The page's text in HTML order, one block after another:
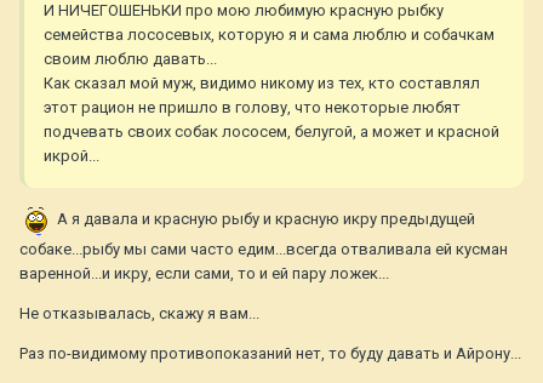
И НИЧЕГОШЕНЬКИ про мою любимую красную рыбку
семейства лососевых, которую я и сама люблю и собачкам
своим люблю давать...
Как сказал мой муж, видимо никому из тех, кто составлял
этот рацион не пришло в голову, что некоторые любят
подчевать своих собак лососем, белугой, а может и красной
икрой...
А я давала и красную рыбу и красную икру предыдущей
собаке...рыбу мы сами часто едим...всегда отваливала ей кусман
варенной...и икру, если сами, то и ей пару ложек...
Не отказывалась, скажу я вам...
Раз по-видимому противопоказаний нет, то буду давать и Айрону...